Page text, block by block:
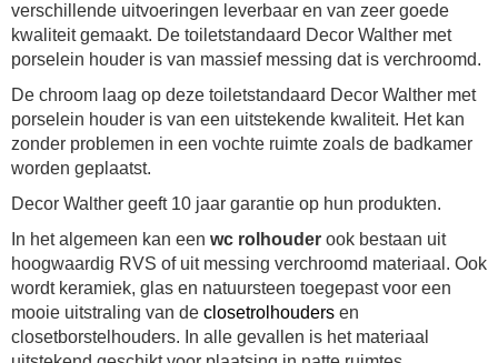
verschillende uitvoeringen leverbaar en van zeer goede
kwaliteit gemaakt. De toiletstandaard Decor Walther met
porselein houder is van massief messing dat is verchroomd.
De chroom laag op deze toiletstandaard Decor Walther met
porselein houder is van een uitstekende kwaliteit. Het kan
zonder problemen in een vochte ruimte zoals de badkamer
worden geplaatst.
Decor Walther geeft 10 jaar garantie op hun produkten.
In het algemeen kan een wc rolhouder ook bestaan uit
hoogwaardig RVS of uit messing verchroomd materiaal. Ook
wordt keramiek, glas en natuursteen toegepast voor een
mooie uitstraling van de closetrolhouders en
closetborstelhouders. In alle gevallen is het materiaal